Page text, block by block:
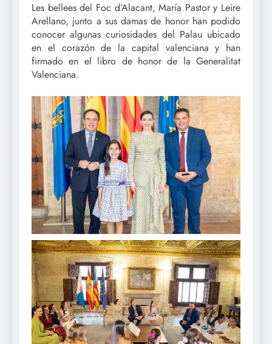
Les bellees del Foc d’Alacant, María Pastor y Leire
Arellano, junto a sus damas de honor han podido
conocer algunas curiosidades del Palau ubicado
en el corazón de la capital valenciana y han
firmado en el libro de honor de la Generalitat
Valenciana.